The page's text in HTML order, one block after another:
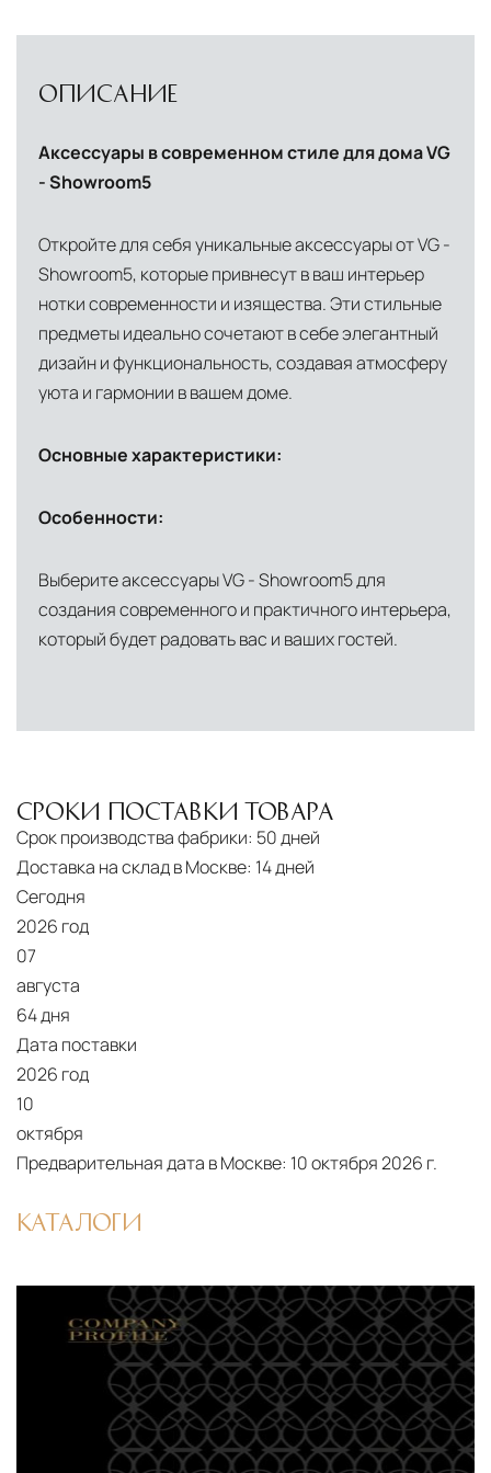
сохранностью продукции.
Глобальная сеть распределительных
центров
логистическими узлами в ключевых
международных хабах:
Дубай, ОАЭ— региональный центр для
Ближнего Востока и Азии
— распределительная база для
Средиземноморского региона
Лондон, Великобритания
США— центр доставки для
сеть партнёрских складов
Условия доставки по Москве и Московской
области
месту назначения с соблюдением сроков
Профессиональная выгрузка
квалифицированные грузчики
осуществляют разгрузку с применением
Подъём на этажи
использованием лифтов или монтажных
средств
распаковывают товар и устанавливают его в
указанное место
Вывоз упаковочного материала
Гарантийная проверка— осмотр товара на
предмет повреждений и дефектов при
доставке
Сроки доставкиСтандартная доставка по
Москве осуществляется в течение 3-5 рабочих
ОПИСАНИЕ
Аксессуары в современном стиле для дома VG
- Showroom5
Откройте для себя уникальные аксессуары от VG -
Showroom5, которые привнесут в ваш интерьер
нотки современности и изящества. Эти стильные
предметы идеально сочетают в себе элегантный
дизайн и функциональность, создавая атмосферу
уюта и гармонии в вашем доме.
Основные характеристики:
Особенности:
Выберите аксессуары VG - Showroom5 для
создания современного и практичного интерьера,
который будет радовать вас и ваших гостей.
СРОКИ ПОСТАВКИ ТОВАРА
Срок производства фабрики: 50 дней
Доставка на склад в Москве: 14 дней
Сегодня
2026 год
07
августа
64 дня
Дата поставки
2026 год
10
октября
Предварительная дата в Москве: 10 октября 2026 г.
КАТАЛОГИ